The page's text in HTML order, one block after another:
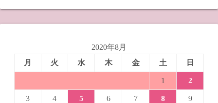
2020年8月
月
火 水 木 金 土 日
1 2
3 4 5 6 7 8 9